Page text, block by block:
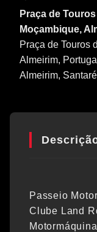
Praça de
Moçambique,
Praça de Touros
Almeirim, Portugal
Almeirim,
Passeio
Clube Land